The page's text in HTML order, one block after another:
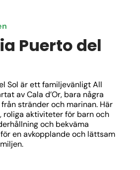
Puerto del
Sol är ett familjevänligt All
av Cala d’Or, bara några
stränder och marinan. Här
roliga aktiviteter för barn och
och bekväma
en avkopplande och lättsam